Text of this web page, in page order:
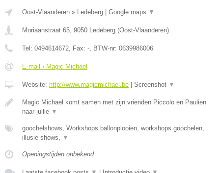
Oost-Vlaanderen » Ledeberg Google maps ▼
Moriaanstraat 65, 9050 Ledeberg (Oost-Vlaanderen)
Tel: 0494614672, Fax: -, BTW-nr: 0639986006
E-mail › Magic Michael
Website: http://www.magicmichael.be Screenshot ▼
Magic Michael komt samen met zijn vrienden Piccolo en Paulien
naar jullie ▼
goochelshows, Workshops ballonplooien, workshops goochelen,
illusie shows, ▼
Openingstijden onbekend